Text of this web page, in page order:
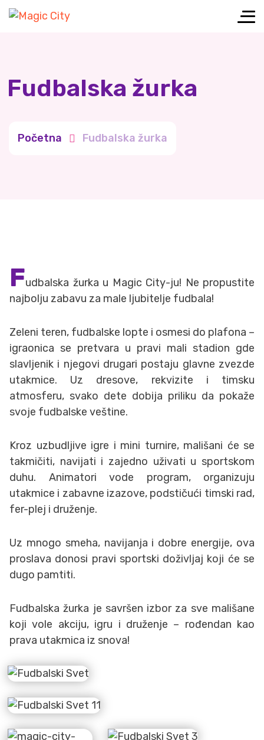
Fudbalska žurka
Početna Fudbalska žurka
Fudbalska žurka u Magic City-ju! Ne propustite
najbolju zabavu za male ljubitelje fudbala!
Zeleni teren, fudbalske lopte i osmesi do plafona –
igraonica se pretvara u pravi mali stadion gde
slavljenik i njegovi drugari postaju glavne zvezde
utakmice. Uz dresove, rekvizite i timsku
atmosferu, svako dete dobija priliku da pokaže
svoje fudbalske veštine.
Kroz uzbudljive igre i mini turnire, mališani će se
takmičiti, navijati i zajedno uživati u sportskom
duhu. Animatori vode program, organizuju
utakmice i zabavne izazove, podstičući timski rad,
fer-plej i druženje.
Uz mnogo smeha, navijanja i dobre energije, ova
proslava donosi pravi sportski doživljaj koji će se
dugo pamtiti.
Fudbalska žurka je savršen izbor za sve mališane
koji vole akciju, igru i druženje – rođendan kao
prava utakmica iz snova!